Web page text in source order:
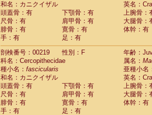
和名：カニクイザル
英名：
頭蓋骨：有
下顎骨：有
上腕骨：
尺骨：有
肩甲骨：有
大腿骨：
腓骨：有
寛骨：有
体幹：有
手：有
足：有
剖検番号：00219
性別：F
年齢：
科名：Cercopithecidae
属名：
種小名： fascicularis
亜種小名
和名：カニクイザル
英名：
頭蓋骨：有
下顎骨：有
上腕骨：
尺骨：有
肩甲骨：有
大腿骨：
腓骨：有
寛骨：有
体幹：有
手：有
足：有